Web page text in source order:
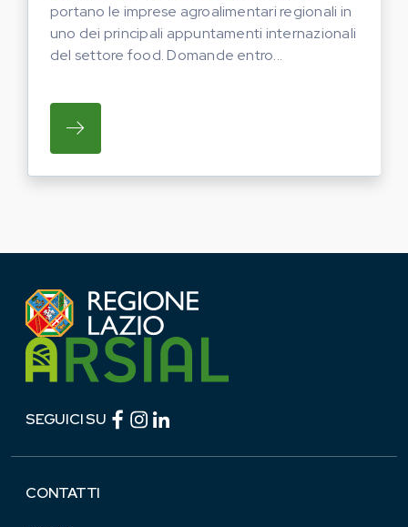
portano le imprese agroalimentari regionali in
uno dei principali appuntamenti internazionali
del settore food. Domande entro...
SU REGIONE LAZIO E ARSIAL PORTANO
SEGUICI SU Facebook (link esterno)
Instagram (link esterno)
CONTATTI